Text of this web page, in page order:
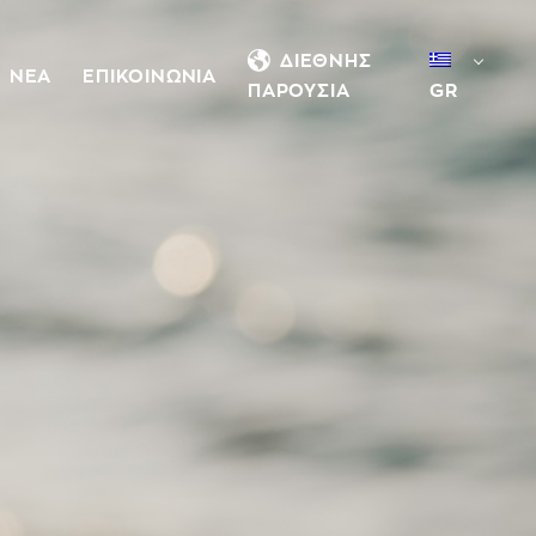
ΝΕΑ ΕΠΙΚΟΙΝΩΝΙΑ
ΔΙΕΘΝΗΣ
ΠΑΡΟΥΣΙΑ
GR